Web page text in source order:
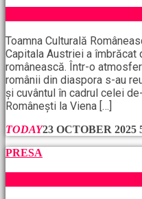
Toamna Culturală
Toamna Culturală
Capitala Austriei a
românească. Într-o
românii din diaspora s-au
și cuvântul în cadrul celei
Românești la Viena […]
TODAY23 OCTOBER 2025
PRESA
Războiul Hamas,